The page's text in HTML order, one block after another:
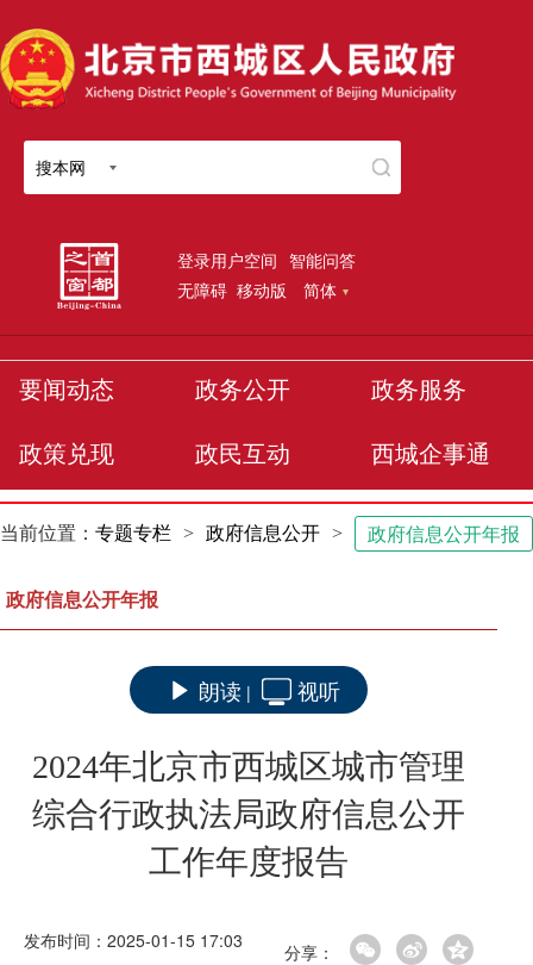
搜本网
登录用户空间 智能问答
无障碍 移动版 简体
要闻动态 政务公开 政务服务
政策兑现 政民互动 西城企事通
当前位置： 专题专栏 > 政府信息公开 > 政府信息公开年报
政府信息公开年报
朗读 | 视听
2024年北京市西城区城市管理
综合行政执法局政府信息公开
工作年度报告
发布时间：2025-01-15 17:03 分享：